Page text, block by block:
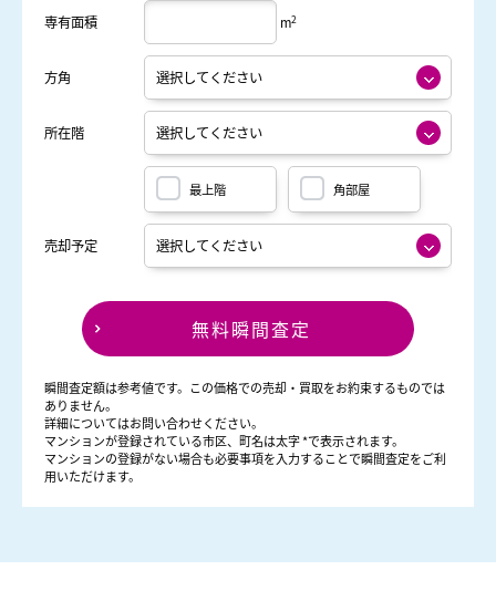
専有面積 m2
方角
所在階
最上階 角部屋
売却予定
無料瞬間査定
瞬間査定額は参考値です。この価格での売却・買取をお約束するものでは
ありません。
詳細についてはお問い合わせください。
マンションが登録されている市区、町名は太字 *で表示されます。
マンションの登録がない場合も必要事項を入力することで瞬間査定をご利
用いただけます。